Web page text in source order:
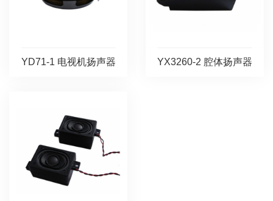
YD71-1 电视机扬声器 YX3260-2 腔体扬声器